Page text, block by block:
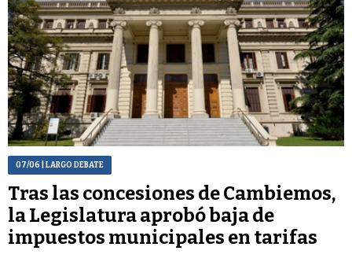
07/06 | LARGO DEBATE
Tras las concesiones de Cambiemos,
la Legislatura aprobó baja de
impuestos municipales en tarifas